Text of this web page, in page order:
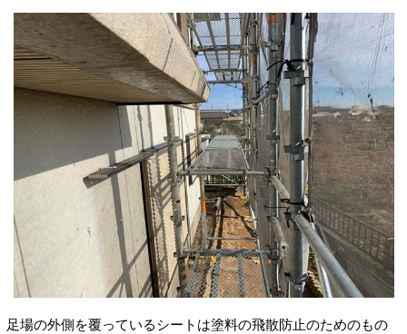
足場の外側を覆っているシートは塗料の飛散防止のためのもの